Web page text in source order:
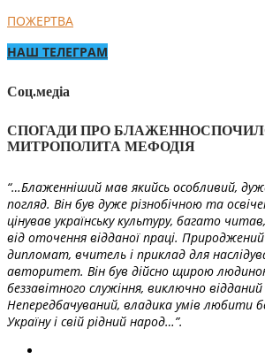
ПОЖЕРТВА
НАШ ТЕЛЕГРАМ
Соц.медіа
СПОГАДИ ПРО
МИТРОПОЛИТА МЕФОДІЯ
“…Блаженніший мав якийсь особливий,
погляд. Він був дуже різнобічною та
цінував українську культуру, багато
від оточення відданої праці.
дипломат, вчитель і приклад для
авторитет. Він був дійсно щирою
беззавітного служіння, виключно відданий
Непередбачуваний, владика умів любити
Україну і свій рідний народ…”.